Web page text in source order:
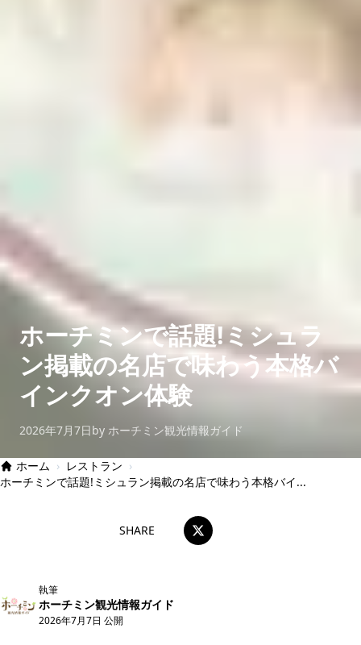
ホーチミンで話題!ミシュラ
ン掲載の名店で味わう本格バ
インクオン体験
2026年7月7日by ホーチミン観光情報ガイド
ホーム › レストラン ›
ホーチミンで話題!ミシュラン掲載の名店で味わう本格バイ...
SHARE
執筆
ホーチミン観光情報ガイド
2026年7月7日 公開